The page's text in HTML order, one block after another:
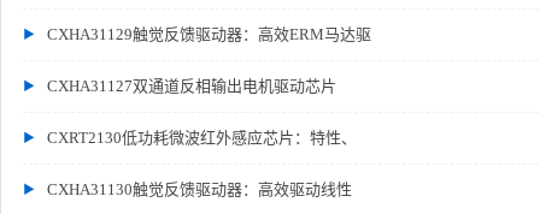
CXHA31129触觉反馈驱动器：高效ERM马达驱
CXHA31127双通道反相输出电机驱动芯片
CXRT2130低功耗微波红外感应芯片：特性、
CXHA31130触觉反馈驱动器：高效驱动线性